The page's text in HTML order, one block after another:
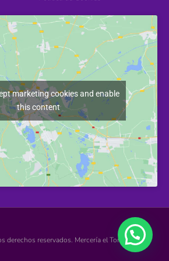
marketing cookies and enable
this content
derechos reservados. Mercería el Torcal